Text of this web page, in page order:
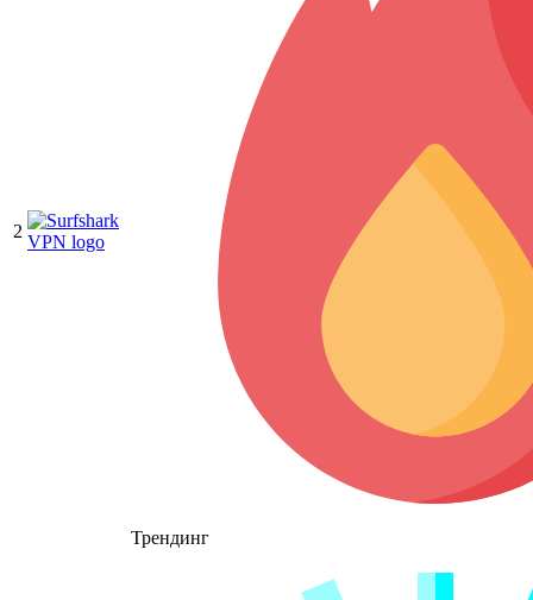
2
Трендинг